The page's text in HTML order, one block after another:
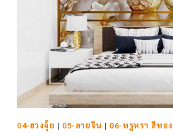
04-ฮวงจุ้ย |05-ลายจีน |06-หรูหรา สีทอง